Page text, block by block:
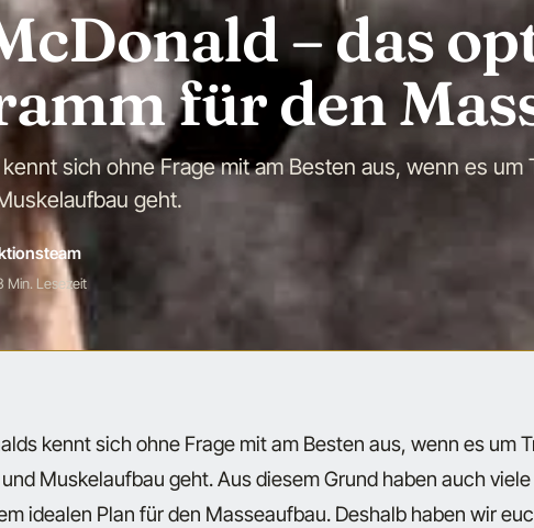
– das
für den
sich ohne Frage mit am Besten aus, wenn es um
geht.
Min. Lesezeit
kennt sich ohne Frage mit am Besten aus, wenn es um
Muskelaufbau geht. Aus diesem Grund haben auch
idealen Plan für den Masseaufbau. Deshalb haben wir